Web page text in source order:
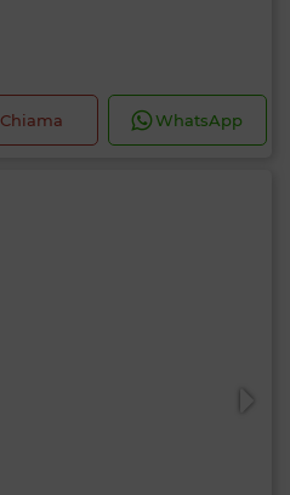
Chiama WhatsApp